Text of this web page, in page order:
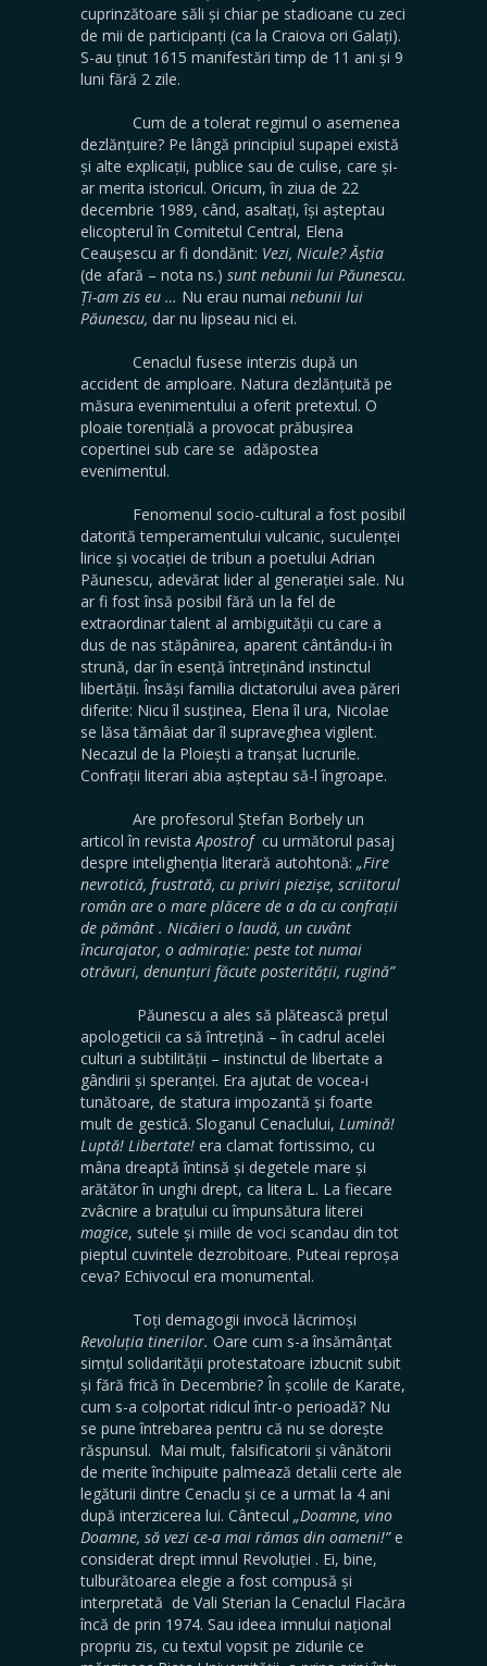
cuprinzătoare săli și chiar pe stadioane cu zeci
de mii de participanți (ca la Craiova ori Galați).
S-au ținut 1615 manifestări timp de 11 ani și 9
luni fără 2 zile.
Cum de a tolerat regimul o asemenea
dezlănțuire? Pe lângă principiul supapei există
și alte explicații, publice sau de culise, care și-
ar merita istoricul. Oricum, în ziua de 22
decembrie 1989, când, asaltați, își așteptau
elicopterul în Comitetul Central, Elena
Ceaușescu ar fi dondănit: Vezi, Nicule? Ăștia
(de afară – nota ns.) sunt nebunii lui Păunescu.
Ți-am zis eu … Nu erau numai nebunii lui
Păunescu, dar nu lipseau nici ei.
Cenaclul fusese interzis după un
accident de amploare. Natura dezlănțuită pe
măsura evenimentului a oferit pretextul. O
ploaie torențială a provocat prăbușirea
copertinei sub care se adăpostea
evenimentul.
Fenomenul socio-cultural a fost posibil
datorită temperamentului vulcanic, suculenței
lirice și vocației de tribun a poetului Adrian
Păunescu, adevărat lider al generației sale. Nu
ar fi fost însă posibil fără un la fel de
extraordinar talent al ambiguității cu care a
dus de nas stăpânirea, aparent cântându-i în
strună, dar în esență întreținând instinctul
libertății. Însăși familia dictatorului avea păreri
diferite: Nicu îl susținea, Elena îl ura, Nicolae
se lăsa tămâiat dar îl supraveghea vigilent.
Necazul de la Ploiești a tranșat lucrurile.
Confrații literari abia așteptau să-l îngroape.
Are profesorul Ștefan Borbely un
articol în revista Apostrof cu următorul pasaj
despre intelighenția literară autohtonă: „Fire
nevrotică, frustrată, cu priviri piezișe, scriitorul
român are o mare plăcere de a da cu confrații
de pământ . Nicăieri o laudă, un cuvânt
încurajator, o admirație: peste tot numai
otrăvuri, denunțuri făcute posterității, rugină”
Păunescu a ales să plătească prețul
apologeticii ca să întrețină – în cadrul acelei
culturi a subtilității – instinctul de libertate a
gândirii și speranței. Era ajutat de vocea-i
tunătoare, de statura impozantă și foarte
mult de gestică. Sloganul Cenaclului, Lumină!
Luptă! Libertate! era clamat fortissimo, cu
mâna dreaptă întinsă și degetele mare și
arătător în unghi drept, ca litera L. La fiecare
zvâcnire a brațului cu împunsătura literei
magice, sutele și miile de voci scandau din tot
pieptul cuvintele dezrobitoare. Puteai reproșa
ceva? Echivocul era monumental.
Toți demagogii invocă lăcrimoși
Revoluția tinerilor. Oare cum s-a însămânțat
simțul solidarității protestatoare izbucnit subit
și fără frică în Decembrie? În școlile de Karate,
cum s-a colportat ridicul într-o perioadă? Nu
se pune întrebarea pentru că nu se dorește
răspunsul. Mai mult, falsificatorii și vânătorii
de merite închipuite palmează detalii certe ale
legăturii dintre Cenaclu și ce a urmat la 4 ani
după interzicerea lui. Cântecul „Doamne, vino
Doamne, să vezi ce-a mai rămas din oameni!”e
considerat drept imnul Revoluției . Ei, bine,
tulburătoarea elegie a fost compusă și
interpretată de Vali Sterian la Cenaclul Flacăra
încă de prin 1974. Sau ideea imnului național
propriu zis, cu textul vopsit pe zidurile ce